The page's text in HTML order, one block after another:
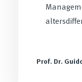
Prof. Dr.